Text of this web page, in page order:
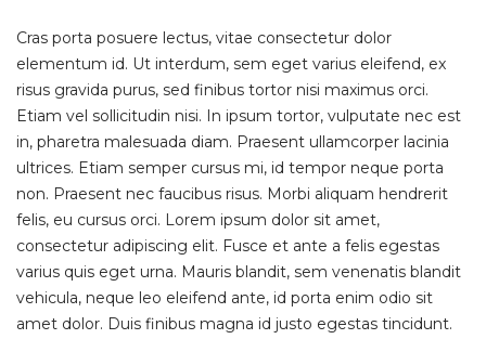
Cras porta posuere lectus, vitae consectetur dolor
elementum id. Ut interdum, sem eget varius eleifend, ex
risus gravida purus, sed finibus tortor nisi maximus orci.
Etiam vel sollicitudin nisi. In ipsum tortor, vulputate nec est
in, pharetra malesuada diam. Praesent ullamcorper lacinia
ultrices. Etiam semper cursus mi, id tempor neque porta
non. Praesent nec faucibus risus. Morbi aliquam hendrerit
felis, eu cursus orci. Lorem ipsum dolor sit amet,
consectetur adipiscing elit. Fusce et ante a felis egestas
varius quis eget urna. Mauris blandit, sem venenatis blandit
vehicula, neque leo eleifend ante, id porta enim odio sit
amet dolor. Duis finibus magna id justo egestas tincidunt.